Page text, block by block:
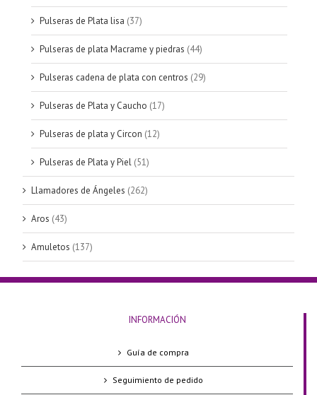
Pulseras de Plata lisa (37)
Pulseras de plata Macrame y piedras (44)
Pulseras cadena de plata con centros (29)
Pulseras de Plata y Caucho (17)
Pulseras de plata y Circon (12)
Pulseras de Plata y Piel (51)
Llamadores de Ángeles (262)
Aros (43)
Amuletos (137)
INFORMACIÓN
Guía de compra
Seguimiento de pedido